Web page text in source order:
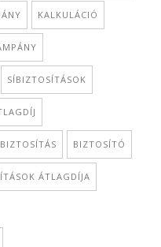
KALKULÁCIÓ
SÍBIZTOSÍTÁSOK
BIZTOSÍTÓ
ÁTLAGDÍJA